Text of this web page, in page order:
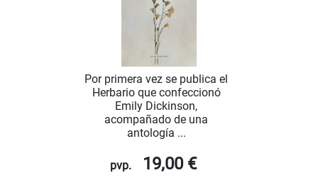
Por primera vez se publica el
Herbario que confeccionó
Emily Dickinson,
acompañado de una
antología ...
pvp. 19,00 €